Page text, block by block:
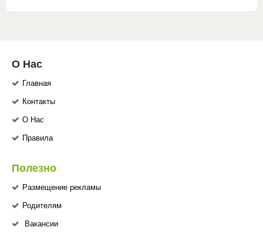
О Нас
Главная
Контакты
О Нас
Правила
Полезно
Размещение рекламы
Родителям
Вакансии